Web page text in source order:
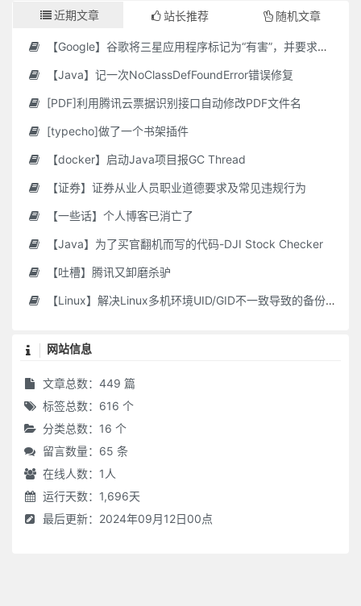
近期文章 站长推荐 随机文章
【Google】谷歌将三星应用程序标记为“有害”，并要求用户删除它们
【Java】记一次NoClassDefFoundError错误修复
[PDF]利用腾讯云票据识别接口自动修改PDF文件名
[typecho]做了一个书架插件
【docker】启动Java项目报GC Thread
【证券】证券从业人员职业道德要求及常见违规行为
【一些话】个人博客已消亡了
【Java】为了买官翻机而写的代码-DJI Stock Checker
【吐槽】腾讯又卸磨杀驴
【Linux】解决Linux多机环境UID/GID不一致导致的备份权限问题
网站信息
文章总数：449 篇
标签总数：616 个
分类总数：16 个
留言数量：65 条
在线人数： 1 人
运行天数：1,696天
最后更新：2024年09月12日00点